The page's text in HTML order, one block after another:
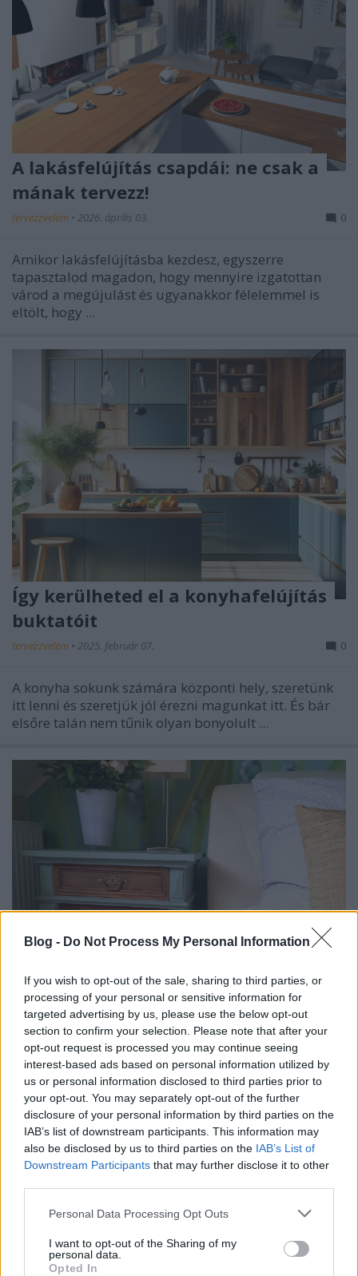
Blog - Do Not Process My Personal Information
If you wish to opt-out of the sale, sharing to third parties, or
processing of your personal or sensitive information for
targeted advertising by us, please use the below opt-out
section to confirm your selection. Please note that after your
opt-out request is processed you may continue seeing
interest-based ads based on personal information utilized by
us or personal information disclosed to third parties prior to
your opt-out. You may separately opt-out of the further
disclosure of your personal information by third parties on the
IAB’s list of downstream participants. This information may
also be disclosed by us to third parties on the IAB’s List of
Downstream Participants that may further disclose it to other
Please note that this website/app uses one or more Google
not limited to your visit or usage behaviour. You may click to
grant or deny consent to Google and its third-party tags to
Personal Data Processing Opt Outs
I want to opt-out of the Sharing of my
personal data.
Opted In
A lakásfelújítás csapdái: ne csak a
mának tervezz!
tervezzvelem • 2026. április 03. 0
Amikor lakásfelújításba kezdesz, egyszerre
tapasztalod magadon, hogy mennyire izgatottan
várod a megújulást és ugyanakkor félelemmel is
eltölt, hogy ...
Így kerülheted el a konyhafelújítás
buktatóit
tervezzvelem • 2025. február 07. 0
A konyha sokunk számára központi hely, szeretünk
itt lenni és szeretjük jól érezni magunkat itt. És bár
elsőre talán nem tűnik olyan bonyolult ...
Miért éri meg bútort felújítani? 5
hasznos ötlet
tervezzvelem 2025. január 24.
A régi bútorokban rengeteg a lehetőség. Kis
utánajárással olcsón hozzájuthatsz szép
darabokhoz, sőt lehet, hogy otthon is lapul valami. :)
Talán ...